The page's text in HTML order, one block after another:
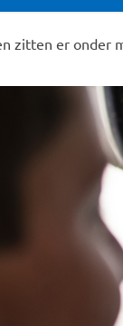
zitten er onder